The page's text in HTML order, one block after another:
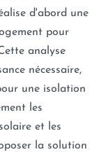
d'abord une
pour
analyse
nécessaire,
une isolation
les
et les
la solution